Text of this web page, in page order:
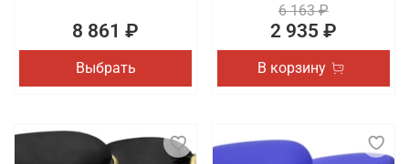
8 861 ₽
Выбрать
6 163 ₽
2 935 ₽
В корзину